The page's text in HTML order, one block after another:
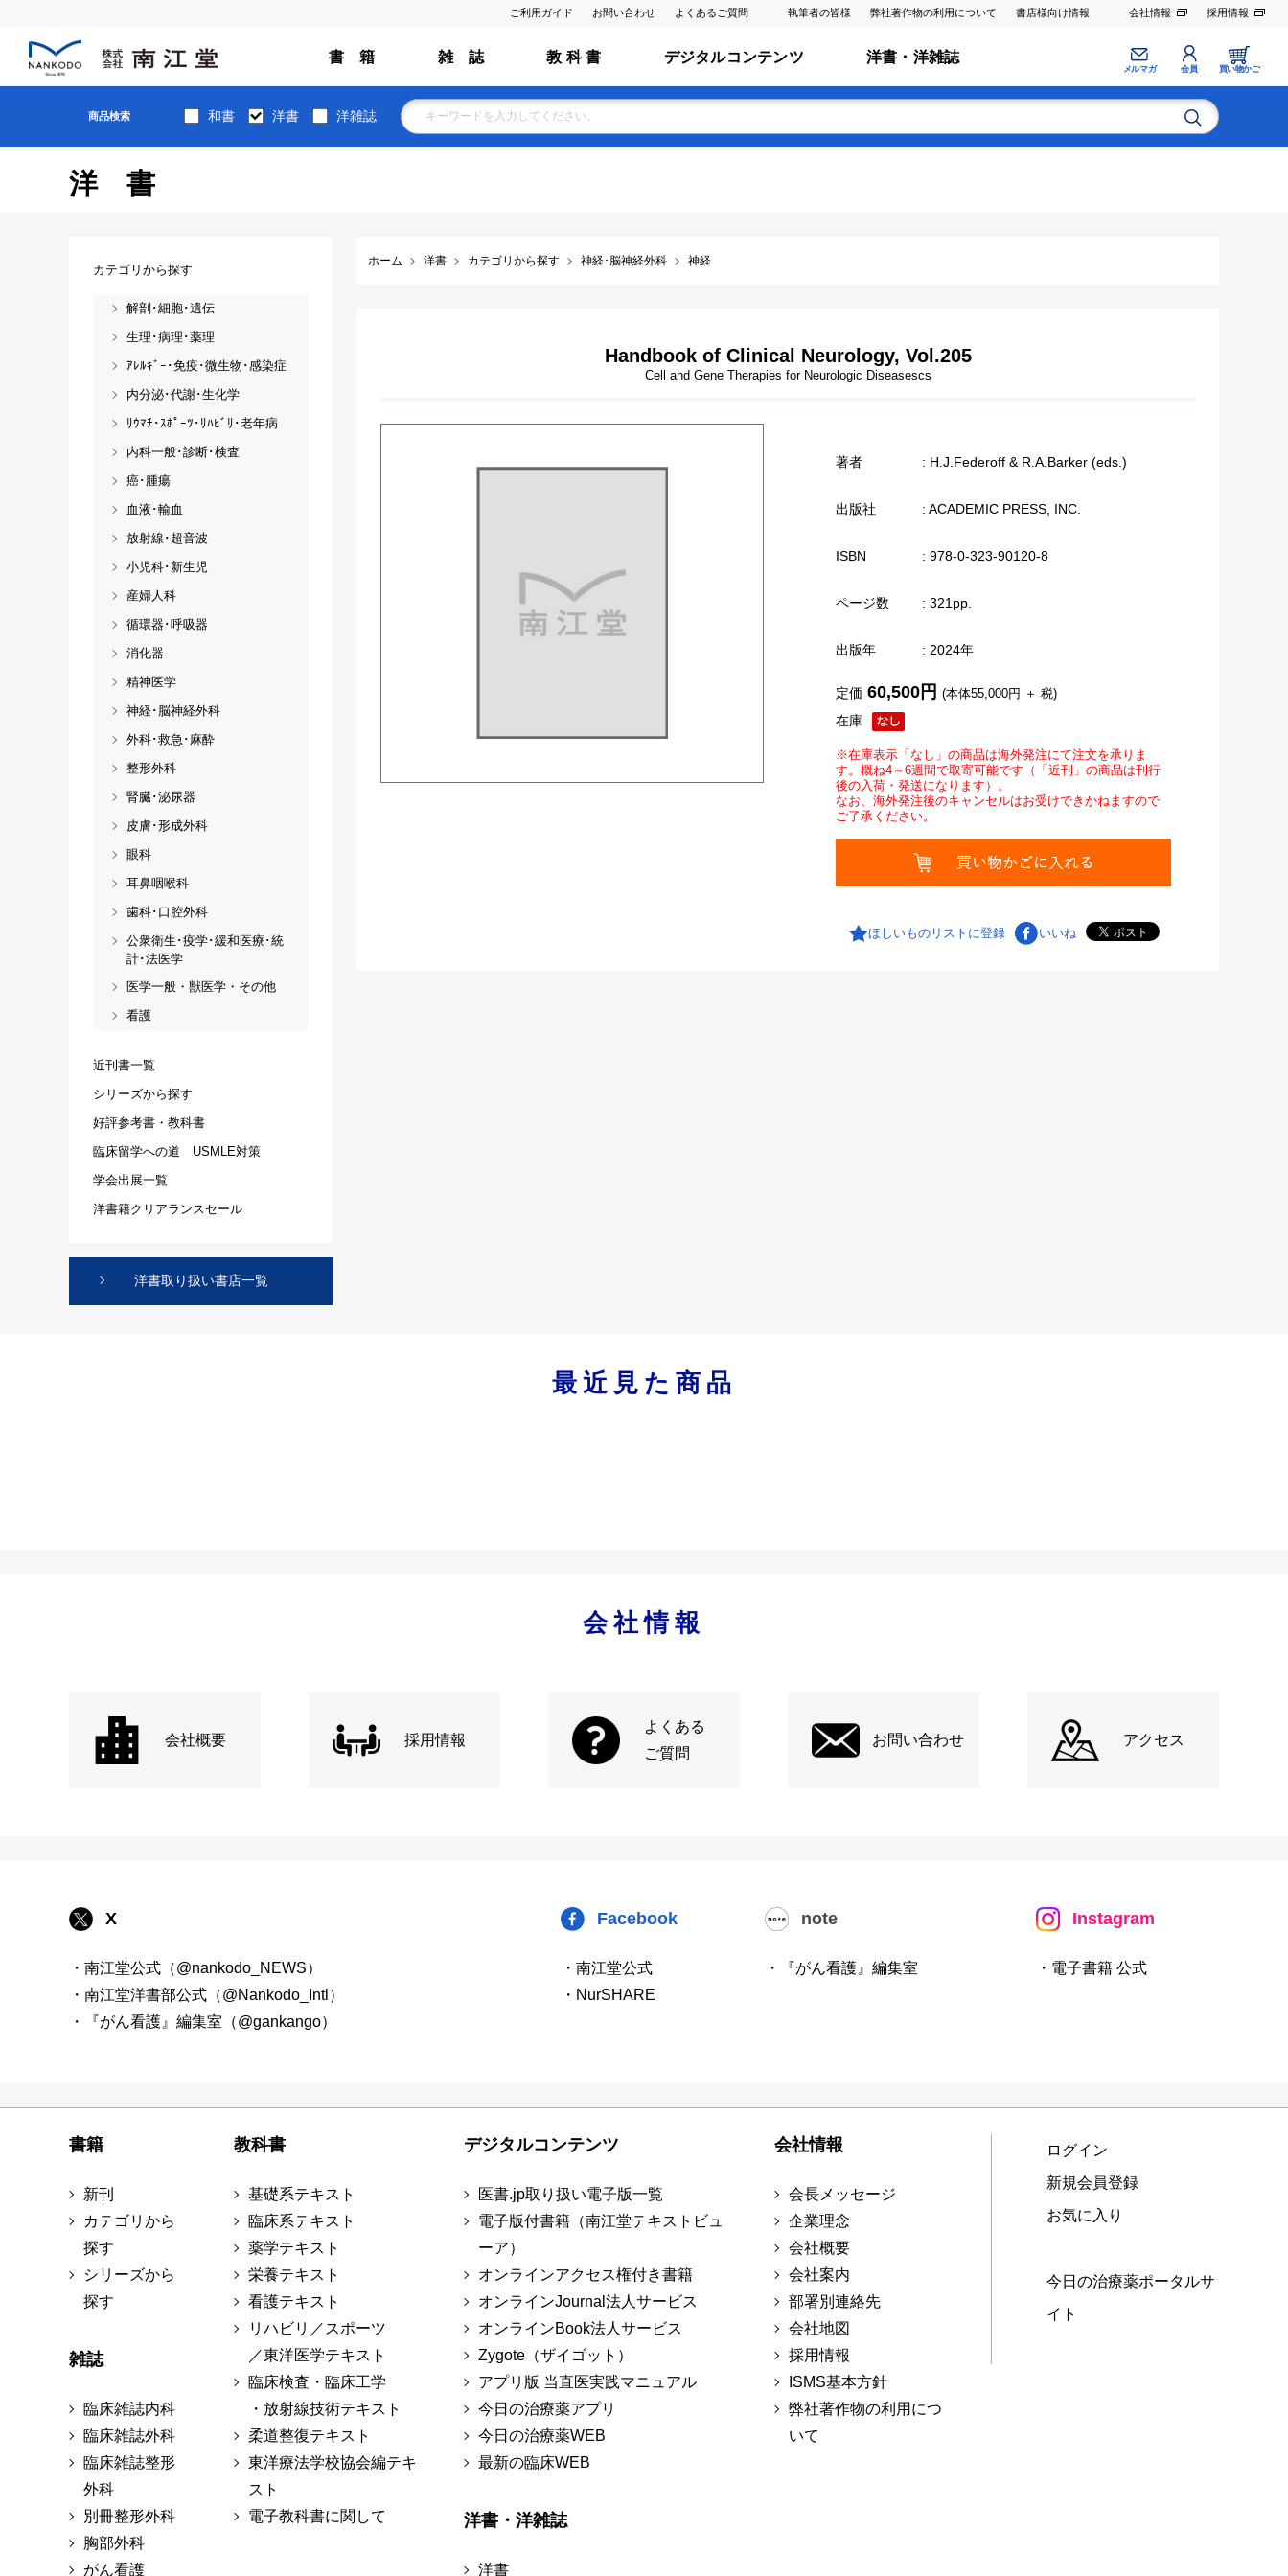
ご利用ガイド お問い合わせ よくあるご質問 執筆者の皆様 弊社著作物の利用について 書店様向け情報 会社情報 採用情報
書 籍 雑 誌 教 科 書 デジタルコンテンツ 洋書・洋雑誌
メルマガ 会員 買い物かご
商品検索 和書 洋書 洋雑誌
洋書
ホーム 洋書 カテゴリから探す 神経･脳神経外科 神経
Handbook of Clinical Neurology, Vol.205
Cell and Gene Therapies for Neurologic Diseasescs
著者 : H.J.Federoff & R.A.Barker (eds.)
出版社 : ACADEMIC PRESS, INC.
ISBN : 978-0-323-90120-8
ページ数 : 321pp.
出版年 : 2024年
在庫
定価 60,500円 (本体55,000円 ＋ 税)
※在庫表示「なし」の商品は海外発注にて注文を承りま
す。概ね4～6週間で取寄可能です（「近刊」の商品は刊行
後の入荷・発送になります）。
なお、海外発注後のキャンセルはお受けできかねますので
ご了承ください。
ほしいものリストに登録 いいね
カテゴリから探す
解剖･細胞･遺伝
生理･病理･薬理
ｱﾚﾙｷﾞｰ･免疫･微生物･感染症
内分泌･代謝･生化学
ﾘｳﾏﾁ･ｽﾎﾟｰﾂ･ﾘﾊﾋﾞﾘ･老年病
内科一般･診断･検査
癌･腫瘍
血液･輸血
放射線･超音波
小児科･新生児
産婦人科
循環器･呼吸器
消化器
精神医学
神経･脳神経外科
外科･救急･麻酔
整形外科
腎臓･泌尿器
皮膚･形成外科
眼科
耳鼻咽喉科
歯科･口腔外科
公衆衛生･疫学･緩和医療･統
計･法医学
医学一般・獣医学・その他
看護
近刊書一覧
シリーズから探す
好評参考書・教科書
臨床留学への道 USMLE対策
学会出展一覧
洋書籍クリアランスセール
洋書取り扱い書店一覧
最近見た商品
会社情報
会社概要 採用情報
よくある
ご質問
お問い合わせ アクセス
X
・南江堂公式（@nankodo_NEWS）
・南江堂洋書部公式（@Nankodo_Intl）
・『がん看護』編集室（@gankango）
Facebook
・南江堂公式
・NurSHARE
note
・『がん看護』編集室
Instagram
・電子書籍 公式
書籍
新刊
カテゴリから
探す
シリーズから
探す
雑誌
臨床雑誌内科
臨床雑誌外科
臨床雑誌整形
外科
別冊整形外科
胸部外科
がん看護
教科書
基礎系テキスト
臨床系テキスト
薬学テキスト
栄養テキスト
看護テキスト
リハビリ／スポーツ
／東洋医学テキスト
臨床検査・臨床工学
・放射線技術テキスト
柔道整復テキスト
東洋療法学校協会編テキ
スト
電子教科書に関して
デジタルコンテンツ
医書.jp取り扱い電子版一覧
電子版付書籍（南江堂テキストビュ
ーア）
オンラインアクセス権付き書籍
オンラインJournal法人サービス
オンラインBook法人サービス
Zygote（ザイゴット）
アプリ版 当直医実践マニュアル
今日の治療薬アプリ
今日の治療薬WEB
最新の臨床WEB
洋書・洋雑誌
洋書
会社情報
会長メッセージ
企業理念
会社概要
会社案内
部署別連絡先
会社地図
採用情報
ISMS基本方針
弊社著作物の利用につ
いて
ログイン
新規会員登録
お気に入り
今日の治療薬ポータルサ
イト